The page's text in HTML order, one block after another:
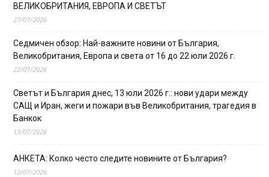
ВЕЛИКОБРИТАНИЯ, ЕВРОПА И СВЕТЪТ
27/07/2026
Седмичен обзор: Най-важните новини от България,
Великобритания, Европа и света от 16 до 22 юли 2026 г.
22/07/2026
Светът и България днес, 13 юли 2026 г.: нови удари между
САЩ и Иран, жеги и пожари във Великобритания, трагедия в
Банкок
13/07/2026
АНКЕТА: Колко често следите новините от България?
12/07/2026